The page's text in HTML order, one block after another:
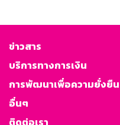
ข่าวสาร
บริการทางการเงิน
การพัฒนาเพื่อความยั่งยืน
อื่นๆ